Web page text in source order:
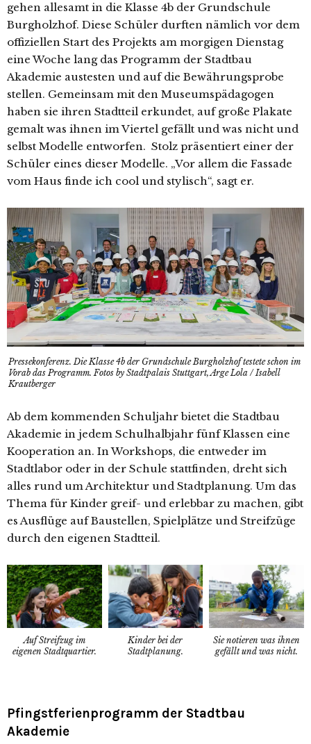
gehen allesamt in die Klasse 4b der Grundschule
Burgholzhof. Diese Schüler durften nämlich vor dem
offiziellen Start des Projekts am morgigen Dienstag
eine Woche lang das Programm der Stadtbau
Akademie austesten und auf die Bewährungsprobe
stellen. Gemeinsam mit den Museumspädagogen
haben sie ihren Stadtteil erkundet, auf große Plakate
gemalt was ihnen im Viertel gefällt und was nicht und
selbst Modelle entworfen. Stolz präsentiert einer der
Schüler eines dieser Modelle. „Vor allem die Fassade
vom Haus finde ich cool und stylisch“, sagt er.
Pressekonferenz. Die Klasse 4b der Grundschule Burgholzhof testete schon im
Vorab das Programm. Fotos by Stadtpalais Stuttgart, Arge Lola / Isabell
Krautberger
Ab dem kommenden Schuljahr bietet die Stadtbau
Akademie in jedem Schulhalbjahr fünf Klassen eine
Kooperation an. In Workshops, die entweder im
Stadtlabor oder in der Schule stattfinden, dreht sich
alles rund um Architektur und Stadtplanung. Um das
Thema für Kinder greif- und erlebbar zu machen, gibt
es Ausflüge auf Baustellen, Spielplätze und Streifzüge
durch den eigenen Stadtteil.
Auf Streifzug im
eigenen Stadtquartier.
Kinder bei der
Stadtplanung.
Sie notieren was ihnen
gefällt und was nicht.
Pfingstferienprogramm der Stadtbau
Akademie